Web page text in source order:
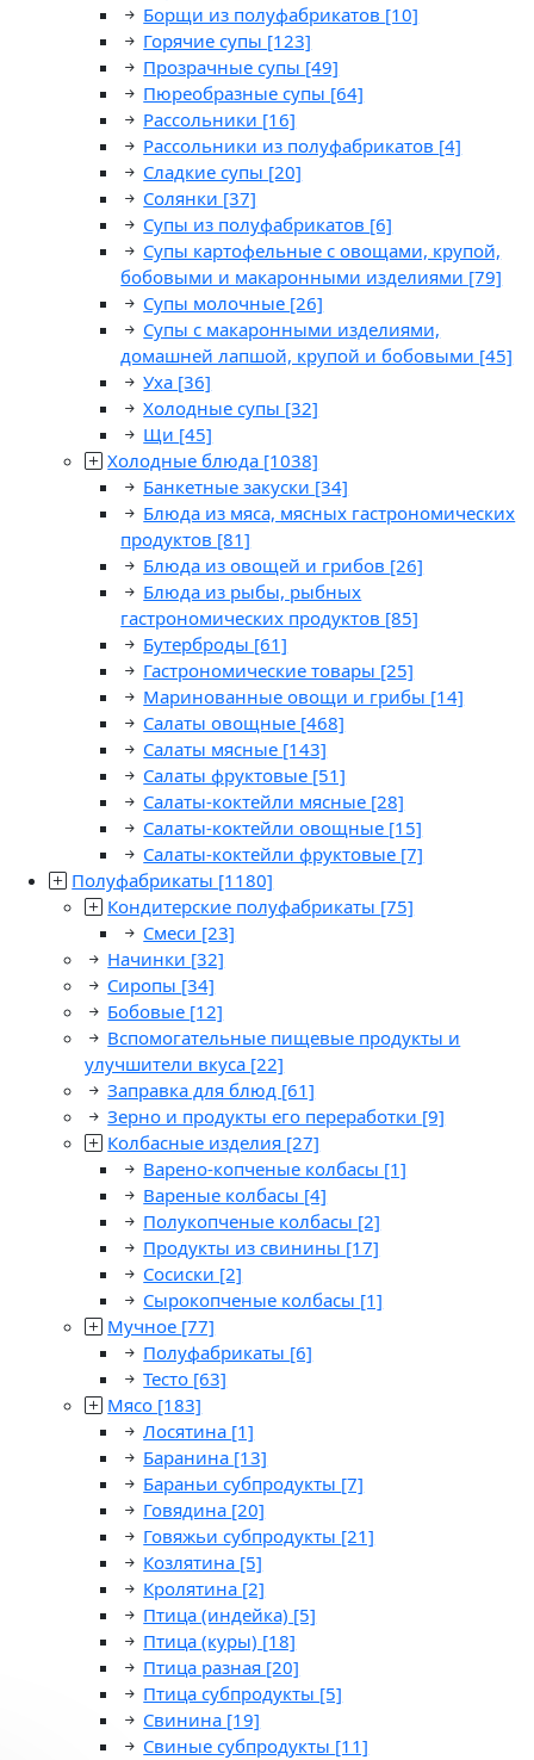
Борщи из полуфабрикатов [10]
Горячие супы [123]
Прозрачные супы [49]
Пюреобразные супы [64]
Рассольники [16]
Рассольники из полуфабрикатов [4]
Сладкие супы [20]
Солянки [37]
Супы из полуфабрикатов [6]
Супы картофельные с овощами, крупой,
бобовыми и макаронными изделиями [79]
Супы молочные [26]
Супы с макаронными изделиями,
домашней лапшой, крупой и бобовыми [45]
Уха [36]
Холодные супы [32]
Щи [45]
Холодные блюда [1038]
Банкетные закуски [34]
Блюда из мяса, мясных гастрономических
продуктов [81]
Блюда из овощей и грибов [26]
Блюда из рыбы, рыбных
гастрономических продуктов [85]
Бутерброды [61]
Гастрономические товары [25]
Маринованные овощи и грибы [14]
Салаты овощные [468]
Салаты мясные [143]
Салаты фруктовые [51]
Салаты-коктейли мясные [28]
Салаты-коктейли овощные [15]
Салаты-коктейли фруктовые [7]
Полуфабрикаты [1180]
Кондитерские полуфабрикаты [75]
Смеси [23]
Начинки [32]
Сиропы [34]
Бобовые [12]
Вспомогательные пищевые продукты и
улучшители вкуса [22]
Заправка для блюд [61]
Зерно и продукты его переработки [9]
Колбасные изделия [27]
Варено-копченые колбасы [1]
Вареные колбасы [4]
Полукопченые колбасы [2]
Продукты из свинины [17]
Сосиски [2]
Сырокопченые колбасы [1]
Мучное [77]
Полуфабрикаты [6]
Тесто [63]
Мясо [183]
Лосятина [1]
Баранина [13]
Бараньи субпродукты [7]
Говядина [20]
Говяжьи субпродукты [21]
Козлятина [5]
Кролятина [2]
Птица (индейка) [5]
Птица (куры) [18]
Птица разная [20]
Птица субпродукты [5]
Свинина [19]
Свиные субпродукты [11]